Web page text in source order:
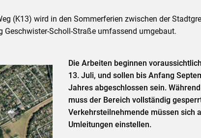
(K13) wird in den Sommerferien zwischen der
Geschwister-Scholl-Straße umfassend umgebaut.
Die Arbeiten beginnen
13. Juli, und sollen bis Anfang
Jahres abgeschlossen sein.
muss der Bereich vollständig
Verkehrsteilnehmende müssen sich
Umleitungen einstellen.